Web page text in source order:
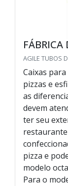
FÁBRICA
AGILE TUBOS
Caixas
pizzas e
as
devem
ter seu
restaurante
pizza e
modelo
Para o